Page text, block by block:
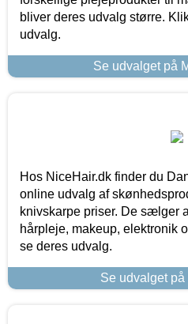
bliver deres udvalg større.
udvalg.
Se udvalget på
Hos NiceHair.dk finder du
online udvalg af
knivskarpe priser. De sælger
hårpleje, makeup, elektronik
se deres udvalg.
Se udvalget